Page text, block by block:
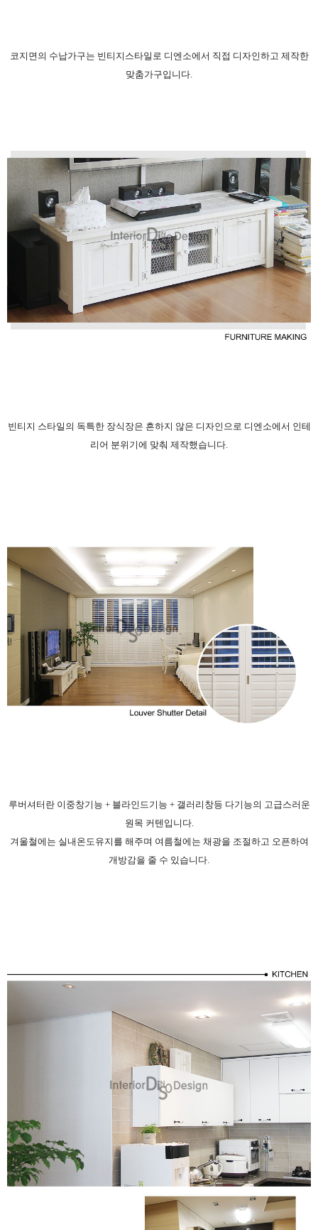
코지면의 수납가구는 빈티지스타일로 디엔소에서 직접 디자인하고 제작한
맞춤가구입니다.
빈티지 스타일의 독특한 장식장은 흔하지 않은 디자인으로 디엔소에서 인테
리어 분위기에 맞춰 제작했습니다.
루버셔터란 이중창기능 + 블라인드기능 + 갤러리창등 다기능의 고급스러운
원목 커텐입니다.
겨울철에는 실내온도유지를 해주며 여름철에는 채광을 조절하고 오픈하여
개방감을 줄 수 있습니다.